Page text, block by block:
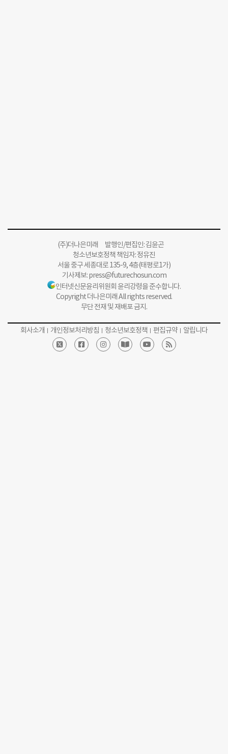
(주)더나은미래 발행인/편집인: 김윤곤
청소년보호정책 책임자: 정유진
서울 중구 세종대로 135-9, 4층(태평로1가)
기사제보:press@futurechosun.com
인터넷신문윤리위원회 윤리강령을 준수합니다.
Copyright 더나은미래 All rights reserved.
무단 전재 및 재배포 금지.
회사소개 개인정보처리방침 청소년보호정책 편집규약 알립니다